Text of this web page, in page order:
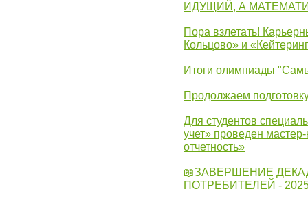
ИДУЩИЙ, А
Пора взлетать!
Кольцово» и
Итоги олимпиады
Продолжаем
Для студентов
учет» проведен
отчетность»
📖ЗАВЕРШЕНИЕ
ПОТРЕБИТЕЛЕЙ -